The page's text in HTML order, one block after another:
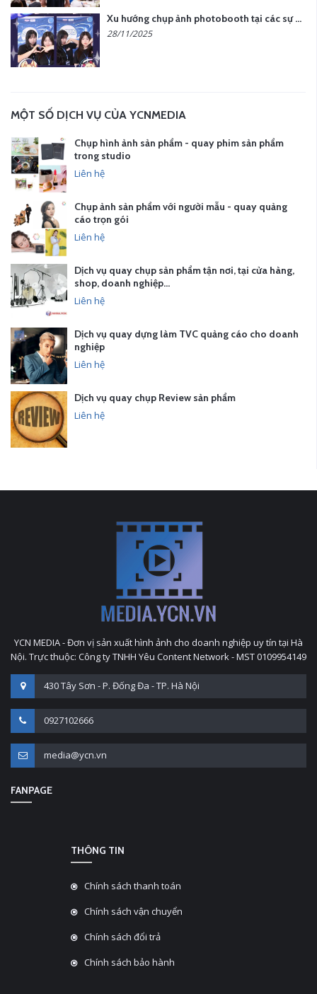
Xu hướng chụp ảnh photobooth tại các sự kiện hiện nay
28/11/2025
MỘT SỐ DỊCH VỤ CỦA YCNMEDIA
Chụp hình ảnh sản phẩm - quay phim sản phẩm
trong studio
Liên hệ
Chụp ảnh sản phẩm với người mẫu - quay quảng
cáo trọn gói
Liên hệ
Dịch vụ quay chụp sản phẩm tận nơi, tại cửa hàng,
shop, doanh nghiệp…
Liên hệ
Dịch vụ quay dựng làm TVC quảng cáo cho doanh
nghiệp
Liên hệ
Dịch vụ quay chụp Review sản phẩm
Liên hệ
YCN MEDIA - Đơn vị sản xuất hình ảnh cho doanh nghiệp uy tín tại Hà
Nội. Trực thuộc: Công ty TNHH Yêu Content Network - MST 0109954149
430 Tây Sơn - P. Đống Đa - TP. Hà Nội
0927102666
media@ycn.vn
FANPAGE
THÔNG TIN
Chính sách thanh toán
Chính sách vận chuyển
Chính sách đổi trả
Chính sách bảo hành